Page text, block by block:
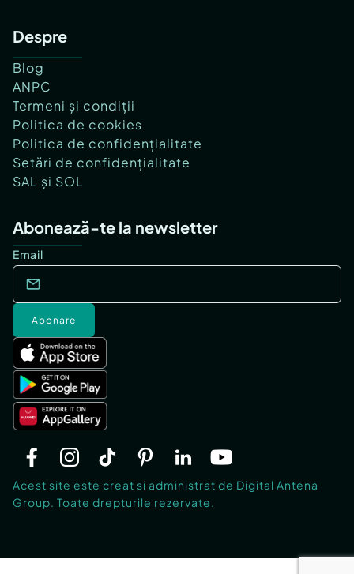
Despre
Blog
ANPC
Termeni și condiții
Politica de cookies
Politica de confidențialitate
Setări de confidențialitate
SAL și SOL
Abonează-te la newsletter
Email
Abonare
Acest site este creat si administrat de Digital Antena
Group. Toate drepturile rezervate.